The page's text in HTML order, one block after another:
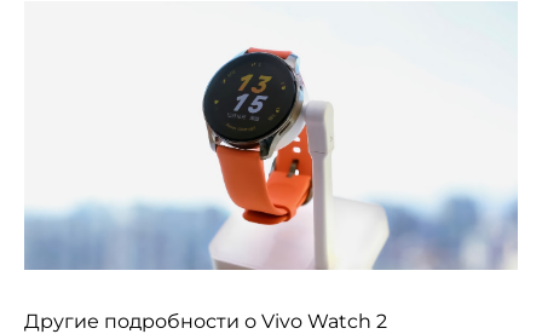
Другие подробности о Vivo Watch 2